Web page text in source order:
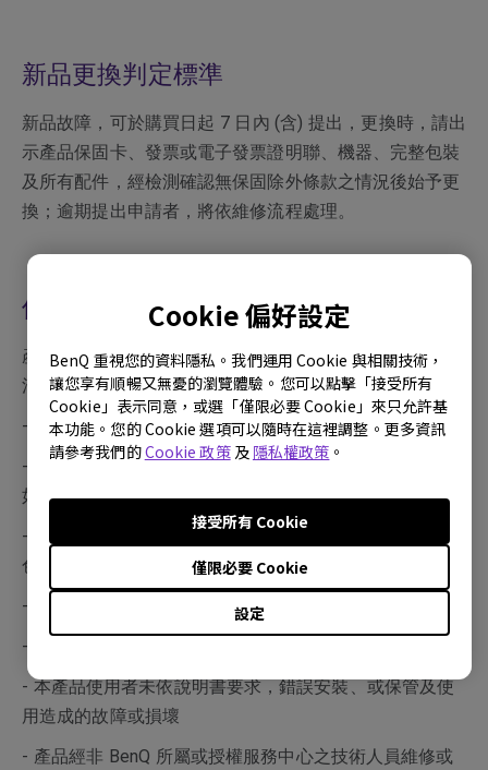
Cookie 偏好設定
BenQ 重視您的資料隱私。我們運用 Cookie 與相關技術，
讓您享有順暢又無憂的瀏覽體驗。您可以點擊「接受所有
Cookie」表示同意，或選「僅限必要 Cookie」來只允許基
本功能。您的 Cookie 選項可以隨時在這裡調整。更多資訊
請參考我們的Cookie 政策及 隱私權政策 。
設定
僅限必要 Cookie
接受所有 Cookie
新品更換判定標準
新品故障，可於購買日起 7 日內 (含) 提出，更換時，請出
示產品保固卡、發票或電子發票證明聯、機器、完整包裝
及所有配件，經檢測確認無保固除外條款之情況後始予更
換；逾期提出申請者，將依維修流程處理。
保固除外條款
產品於保證期限，若屬下列情況者，則不在保固範圍內，
消費者需負擔全部維修費用。
- 產品外觀瑕疵破損
- 長時間收看固定畫面或圖案，以致發生面板烙痕，例
如：4:3 左右邊形成黑線、電視台 Logo、廣告公播字樣等
- 操作 (攝氏) 溫度超過 40 度，以致產生面板故障 (暗影或
色塊) 等情形
- 保固標籤或防拆標籤經更改或破損
- 產品序號不符或破損不清楚
- 本產品使用者未依說明書要求，錯誤安裝、或保管及使
用造成的故障或損壞
- 產品經非 BenQ 所屬或授權服務中心之技術人員維修或